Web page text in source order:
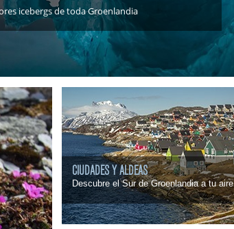
icebergs de toda Groenlandia
CIUDADES Y ALDEAS
Descubre el Sur de Groenlandia a tu aire